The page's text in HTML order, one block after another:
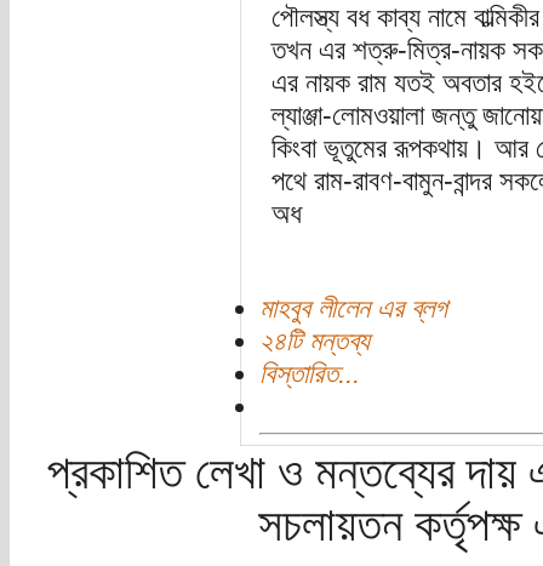
পৌলস্ত্য বধ কাব্য নামে
তখন এর শত্রু-মিত্র-নায়ক
এর নায়ক রাম যতই অবতার
ল্যাঞ্জা-লোমওয়ালা জন্তু
কিংবা ভূতুমের রূপকথায়। আর
পথে রাম-রাবণ-বামুন-বান্দর
অধ
মাহবুব লীলেন এর ব্লগ
২৪টি মন্তব্য
বিস্তারিত...
প্রকাশিত লেখা ও মন্তব্যের দায়
সচলায়তন